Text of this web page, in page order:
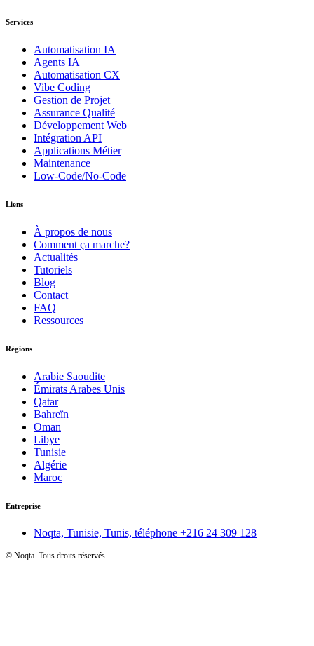
Services
Automatisation IA
Agents IA
Automatisation CX
Vibe Coding
Gestion de Projet
Assurance Qualité
Développement Web
Intégration API
Applications Métier
Maintenance
Low-Code/No-Code
Liens
À propos de nous
Comment ça marche?
Actualités
Tutoriels
Blog
Contact
FAQ
Ressources
Régions
Arabie Saoudite
Émirats Arabes Unis
Qatar
Bahreïn
Oman
Libye
Tunisie
Algérie
Maroc
Entreprise
Noqta, Tunisie, Tunis, téléphone +216 24 309 128
© Noqta. Tous droits réservés.